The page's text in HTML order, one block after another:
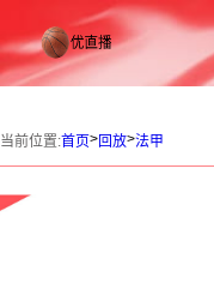
当前位置:首页>回放>法甲